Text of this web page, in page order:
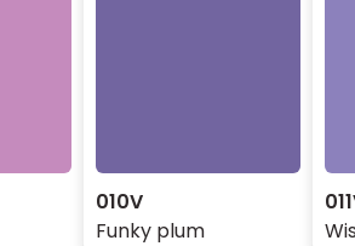
010V
Funky plum